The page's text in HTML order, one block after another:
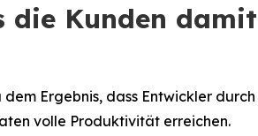
die Kunden
Ergebnis, dass Entwickler durch
volle Produktivität erreichen.